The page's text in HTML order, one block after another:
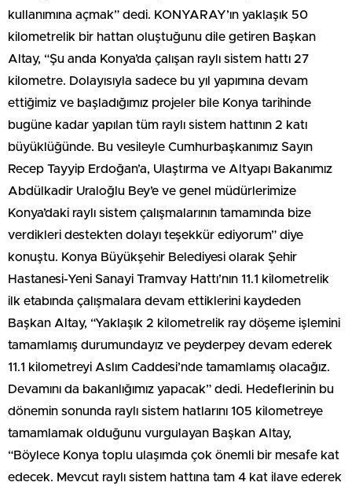
kullanımına açmak” dedi. KONYARAY’ın yaklaşık 50
kilometrelik bir hattan oluştuğunu dile getiren Başkan
Altay, “Şu anda Konya’da çalışan raylı sistem hattı 27
kilometre. Dolayısıyla sadece bu yıl yapımına devam
ettiğimiz ve başladığımız projeler bile Konya tarihinde
bugüne kadar yapılan tüm raylı sistem hattının 2 katı
büyüklüğünde. Bu vesileyle Cumhurbaşkanımız Sayın
Recep Tayyip Erdoğan’a, Ulaştırma ve Altyapı Bakanımız
Abdülkadir Uraloğlu Bey’e ve genel müdürlerimize
Konya’daki raylı sistem çalışmalarının tamamında bize
verdikleri destekten dolayı teşekkür ediyorum” diye
konuştu. Konya Büyükşehir Belediyesi olarak Şehir
Hastanesi-Yeni Sanayi Tramvay Hattı’nın 11.1 kilometrelik
ilk etabında çalışmalara devam ettiklerini kaydeden
Başkan Altay, “Yaklaşık 2 kilometrelik ray döşeme işlemini
tamamlamış durumundayız ve peyderpey devam ederek
11.1 kilometreyi Aslım Caddesi’nde tamamlamış olacağız.
Devamını da bakanlığımız yapacak” dedi. Hedeflerinin bu
dönemin sonunda raylı sistem hatlarını 105 kilometreye
tamamlamak olduğunu vurgulayan Başkan Altay,
“Böylece Konya toplu ulaşımda çok önemli bir mesafe kat
edecek. Mevcut raylı sistem hattına tam 4 kat ilave ederek